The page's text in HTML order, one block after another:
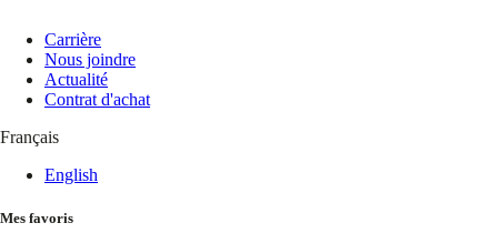
Carrière
Nous joindre
Actualité
Contrat d'achat
Français
English
Mes favoris